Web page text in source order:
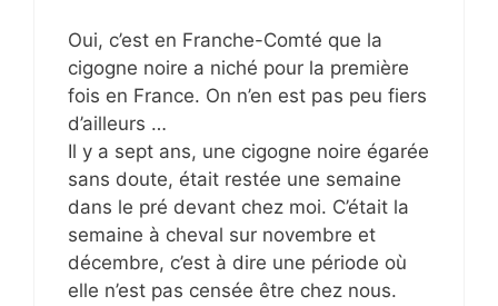
Oui, c’est en Franche-Comté que la
cigogne noire a niché pour la première
fois en France. On n’en est pas peu fiers
d’ailleurs …
Il y a sept ans, une cigogne noire égarée
sans doute, était restée une semaine
dans le pré devant chez moi. C’était la
semaine à cheval sur novembre et
décembre, c’est à dire une période où
elle n’est pas censée être chez nous.